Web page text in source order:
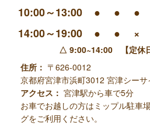
10:00～13:00
● ● ●
14:00～19:00
● ● ×
△ 9:00~14:00 【定休
住所： 〒626-0012
京都府宮津市浜町3012 宮津シー
アクセス： 宮津駅から車で5分
お車でお越しの方はミップル駐車
グをご利用ください。